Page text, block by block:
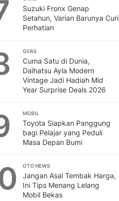
Suzuki Fronx Genap
Setahun, Varian Barunya Curi
Perhatian
GIIAS
Cuma Satu di Dunia,
Daihatsu Ayla Modern
Vintage Jadi Hadiah Mid
Year Surprise Deals 2026
MOBIL
Toyota Siapkan Panggung
bagi Pelajar yang Peduli
Masa Depan Bumi
OTO NEWS
Jangan Asal Tembak Harga,
Ini Tips Menang Lelang
Mobil Bekas